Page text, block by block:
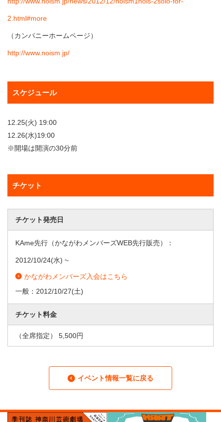
2.html#more
（カンパニーホームページ）
http://www.noism.jp/
スケジュール
12.25(火) 19:00
12.26(水)19:00
※開場は開演の30分前
チケット
チケット発売日
KAme先行（かながわメンバーズWEB先行販売）：
2012/10/24(水) ~
かながわメンバーズ入会はこちら
一般： 2012/10/27(土)
チケット料金
（全席指定） 5,500円
イベント情報一覧に戻る